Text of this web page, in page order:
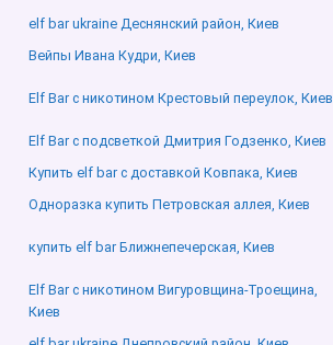
elf bar ukraine Деснянский район, Киев
Вейпы Ивана Кудри, Киев
Elf Bar с никотином Крестовый переулок, Киев
Elf Bar с подсветкой Дмитрия Годзенко, Киев
Купить elf bar с доставкой Ковпака, Киев
Одноразка купить Петровская аллея, Киев
купить elf bar Ближнепечерская, Киев
Elf Bar с никотином Вигуровщина-Троещина,
Киев